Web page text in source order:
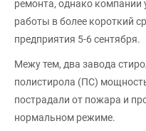
ремонта, однако компании
работы в более короткий
предприятия 5-6 сентября.
Межу тем, два завода
полистирола (ПС)
пострадали от пожара и
нормальном режиме.